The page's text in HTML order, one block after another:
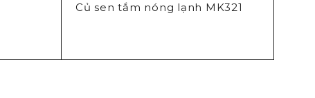
Củ sen tắm nóng lạnh MK321